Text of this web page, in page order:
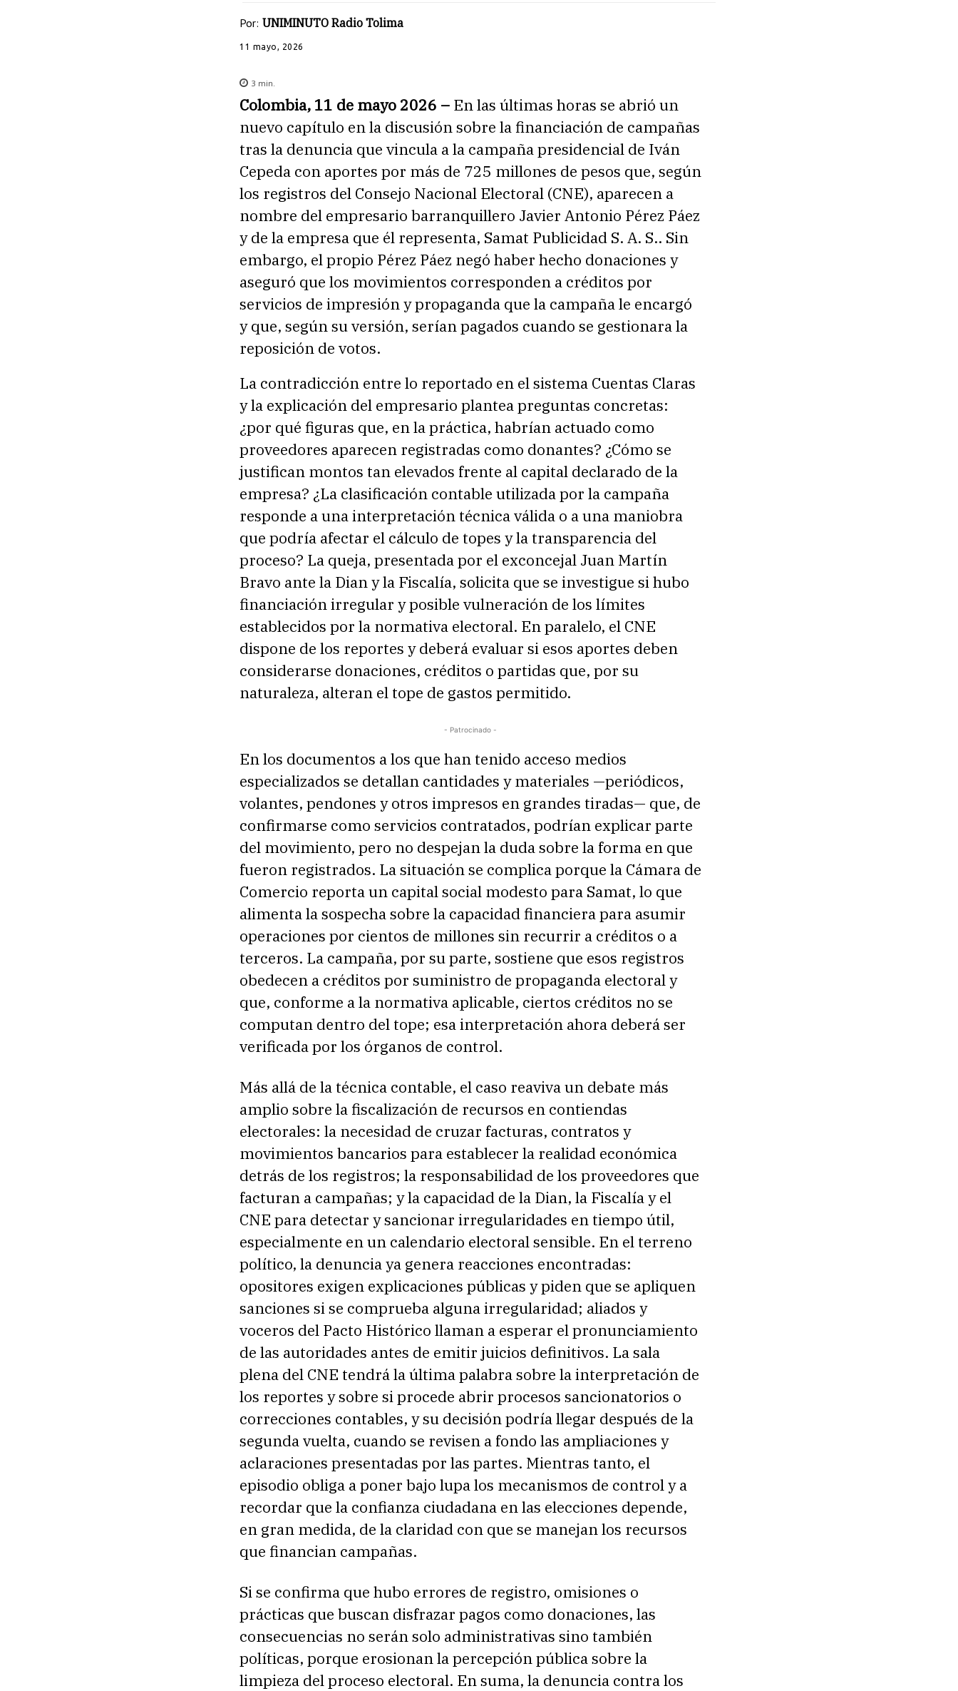
Por: UNIMINUTO Radio Tolima
11 mayo, 2026
3 min.
Colombia, 11 de mayo 2026 – En las últimas horas se abrió un
nuevo capítulo en la discusión sobre la financiación de campañas
tras la denuncia que vincula a la campaña presidencial de Iván
Cepeda con aportes por más de 725 millones de pesos que, según
los registros del Consejo Nacional Electoral (CNE), aparecen a
nombre del empresario barranquillero Javier Antonio Pérez Páez
y de la empresa que él representa, Samat Publicidad S. A. S.. Sin
embargo, el propio Pérez Páez negó haber hecho donaciones y
aseguró que los movimientos corresponden a créditos por
servicios de impresión y propaganda que la campaña le encargó
y que, según su versión, serían pagados cuando se gestionara la
reposición de votos.
La contradicción entre lo reportado en el sistema Cuentas Claras
y la explicación del empresario plantea preguntas concretas:
¿por qué figuras que, en la práctica, habrían actuado como
proveedores aparecen registradas como donantes? ¿Cómo se
justifican montos tan elevados frente al capital declarado de la
empresa? ¿La clasificación contable utilizada por la campaña
responde a una interpretación técnica válida o a una maniobra
que podría afectar el cálculo de topes y la transparencia del
proceso? La queja, presentada por el exconcejal Juan Martín
Bravo ante la Dian y la Fiscalía, solicita que se investigue si hubo
financiación irregular y posible vulneración de los límites
establecidos por la normativa electoral. En paralelo, el CNE
dispone de los reportes y deberá evaluar si esos aportes deben
considerarse donaciones, créditos o partidas que, por su
naturaleza, alteran el tope de gastos permitido.
- Patrocinado -
En los documentos a los que han tenido acceso medios
especializados se detallan cantidades y materiales —periódicos,
volantes, pendones y otros impresos en grandes tiradas— que, de
confirmarse como servicios contratados, podrían explicar parte
del movimiento, pero no despejan la duda sobre la forma en que
fueron registrados. La situación se complica porque la Cámara de
Comercio reporta un capital social modesto para Samat, lo que
alimenta la sospecha sobre la capacidad financiera para asumir
operaciones por cientos de millones sin recurrir a créditos o a
terceros. La campaña, por su parte, sostiene que esos registros
obedecen a créditos por suministro de propaganda electoral y
que, conforme a la normativa aplicable, ciertos créditos no se
computan dentro del tope; esa interpretación ahora deberá ser
verificada por los órganos de control.
Más allá de la técnica contable, el caso reaviva un debate más
amplio sobre la fiscalización de recursos en contiendas
electorales: la necesidad de cruzar facturas, contratos y
movimientos bancarios para establecer la realidad económica
detrás de los registros; la responsabilidad de los proveedores que
facturan a campañas; y la capacidad de la Dian, la Fiscalía y el
CNE para detectar y sancionar irregularidades en tiempo útil,
especialmente en un calendario electoral sensible. En el terreno
político, la denuncia ya genera reacciones encontradas:
opositores exigen explicaciones públicas y piden que se apliquen
sanciones si se comprueba alguna irregularidad; aliados y
voceros del Pacto Histórico llaman a esperar el pronunciamiento
de las autoridades antes de emitir juicios definitivos. La sala
plena del CNE tendrá la última palabra sobre la interpretación de
los reportes y sobre si procede abrir procesos sancionatorios o
correcciones contables, y su decisión podría llegar después de la
segunda vuelta, cuando se revisen a fondo las ampliaciones y
aclaraciones presentadas por las partes. Mientras tanto, el
episodio obliga a poner bajo lupa los mecanismos de control y a
recordar que la confianza ciudadana en las elecciones depende,
en gran medida, de la claridad con que se manejan los recursos
que financian campañas.
Si se confirma que hubo errores de registro, omisiones o
prácticas que buscan disfrazar pagos como donaciones, las
consecuencias no serán solo administrativas sino también
políticas, porque erosionan la percepción pública sobre la
limpieza del proceso electoral. En suma, la denuncia contra los